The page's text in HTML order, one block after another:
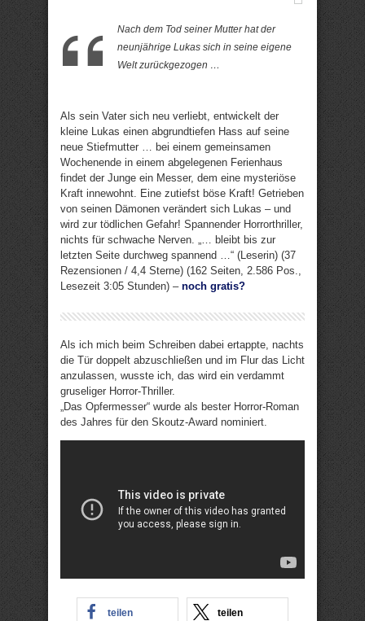
Nach dem Tod seiner Mutter hat der
neunjährige Lukas sich in seine eigene
Welt zurückgezogen …
Als sein Vater sich neu verliebt, entwickelt der
kleine Lukas einen abgrundtiefen Hass auf seine
neue Stiefmutter … bei einem gemeinsamen
Wochenende in einem abgelegenen Ferienhaus
findet der Junge ein Messer, dem eine mysteriöse
Kraft innewohnt. Eine zutiefst böse Kraft! Getrieben
von seinen Dämonen verändert sich Lukas – und
wird zur tödlichen Gefahr! Spannender Horrorthriller,
nichts für schwache Nerven. „… bleibt bis zur
letzten Seite durchweg spannend …“ (Leserin) (37
Rezensionen / 4,4 Sterne) (162 Seiten, 2.586 Pos.,
Lesezeit 3:05 Stunden) – noch gratis?
Als ich mich beim Schreiben dabei ertappte, nachts
die Tür doppelt abzuschließen und im Flur das Licht
anzulassen, wusste ich, das wird ein verdammt
gruseliger Horror-Thriller.
„Das Opfermesser“ wurde als bester Horror-Roman
des Jahres für den Skoutz-Award nominiert.
teilen teilen